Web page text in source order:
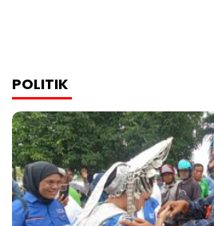
POLITIK